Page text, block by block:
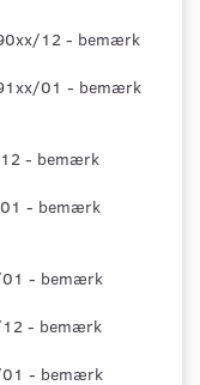
12 - bemærk
01 - bemærk
- bemærk
01 - bemærk
01 - bemærk
12 - bemærk
01 - bemærk